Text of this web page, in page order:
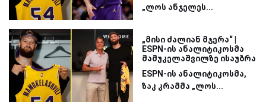
„ლოს ანჯელეს...
„მისი ძალიან მჯერა“ |
ESPN-ის ანალიტიკოსმა
მამუკელაშვილზე ისაუბრა
ESPN-ის ანალიტიკოსმა,
ზაკ კრამმა „ლოს...